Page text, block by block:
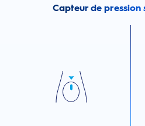
Capteur de pression